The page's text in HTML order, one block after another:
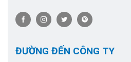
ĐƯỜNG ĐẾN CÔNG TY